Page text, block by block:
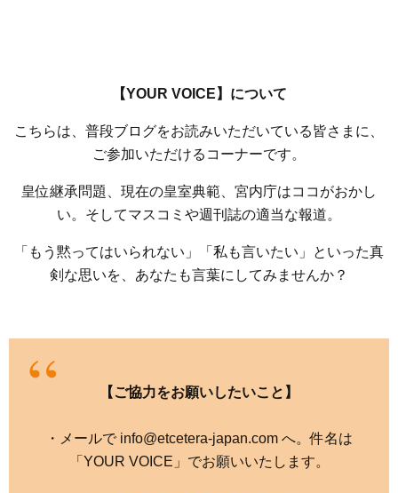
【YOUR VOICE】について
こちらは、普段ブログをお読みいただいている皆さまに、
ご参加いただけるコーナーです。
皇位継承問題、現在の皇室典範、宮内庁はココがおかし
い。そしてマスコミや週刊誌の適当な報道。
「もう黙ってはいられない」「私も言いたい」といった真
剣な思いを、あなたも言葉にしてみませんか？
【ご協力をお願いしたいこと】
・メールで info@etcetera-japan.com へ。件名は
「YOUR VOICE」でお願いいたします。